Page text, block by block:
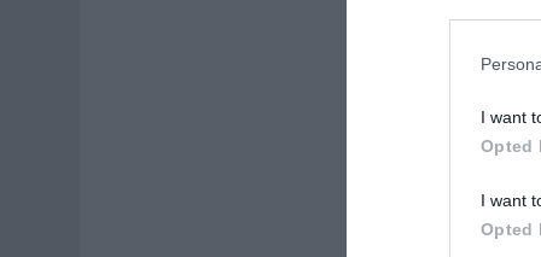
I want
Opted
I want
Opted